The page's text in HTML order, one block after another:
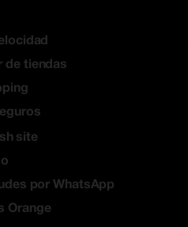
de tiendas
site
por WhatsApp
Orange